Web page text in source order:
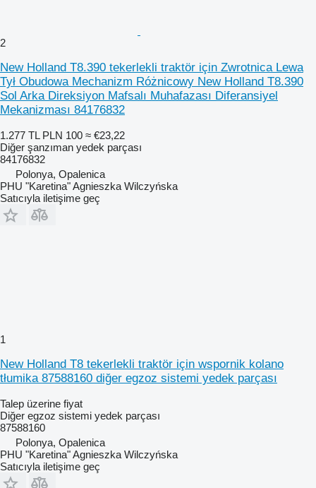
2
New Holland T8.390 tekerlekli traktör için Zwrotnica Lewa
Tył Obudowa Mechanizm Różnicowy New Holland T8.390
Sol Arka Direksiyon Mafsalı Muhafazası Diferansiyel
Mekanizması 84176832
1.277 TL PLN 100 ≈ €23,22
Diğer şanzıman yedek parçası
84176832
Polonya, Opalenica
PHU "Karetina" Agnieszka Wilczyńska
Satıcıyla iletişime geç
1
New Holland T8 tekerlekli traktör için wspornik kolano
tłumika 87588160 diğer egzoz sistemi yedek parçası
Talep üzerine fiyat
Diğer egzoz sistemi yedek parçası
87588160
Polonya, Opalenica
PHU "Karetina" Agnieszka Wilczyńska
Satıcıyla iletişime geç